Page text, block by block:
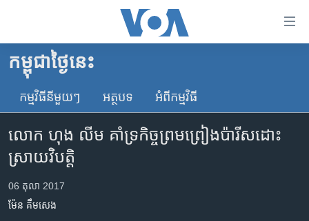
គេហទំព័រ​
ទាក់ទង
និង​
ចូល​
ទំព័រ​
ម្តង
កម្ពុជា
អន្តរជាតិ
កម្ពុជាច្នៃប្រតិដ្ឋ
កម្ពុជាថ្ងៃនេះ
កម្មវិធី​នីមួយៗ អត្ថបទ​ អំពី​កម្មវិធី​
លោក ហុង លីម គាំទ្រ​កិច្ចព្រមព្រៀង​ប៉ារីស​ដោះ
ស្រាយ​វិបត្តិ
06 តុលា 2017
ម៉ែន គឹមសេង